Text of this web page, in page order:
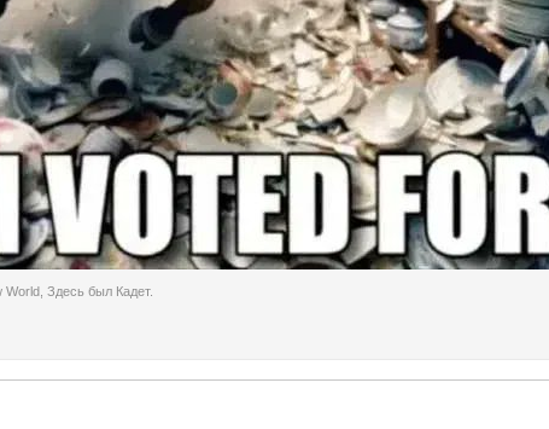
World Здесь был Кадет.